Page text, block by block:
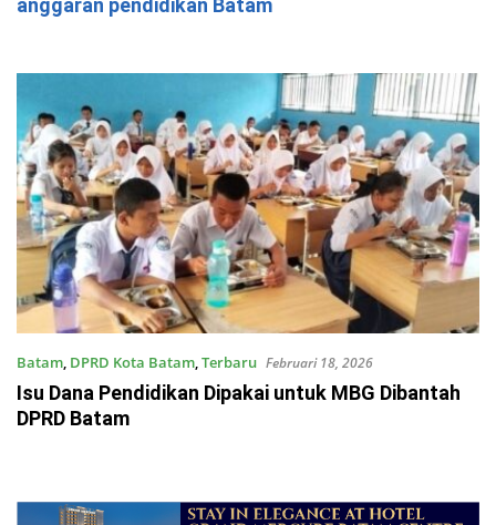
anggaran pendidikan Batam
Batam, DPRD Kota Batam,Terbaru Februari 18, 2026
Isu Dana Pendidikan Dipakai untuk MBG Dibantah
DPRD Batam